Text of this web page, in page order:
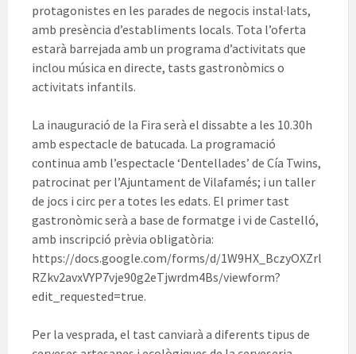
protagonistes en les parades de negocis instal·lats,
amb presència d’establiments locals. Tota l’oferta
estarà barrejada amb un programa d’activitats que
inclou música en directe, tasts gastronòmics o
activitats infantils.
La inauguració de la Fira serà el dissabte a les 10.30h
amb espectacle de batucada. La programació
continua amb l’espectacle ‘Dentellades’ de Cía Twins,
patrocinat per l’Ajuntament de Vilafamés; i un taller
de jocs i circ per a totes les edats. El primer tast
gastronòmic serà a base de formatge i vi de Castelló,
amb inscripció prèvia obligatòria:
https://docs.google.com/forms/d/1W9HX_BczyOXZrl
RZkv2avxVYP7vje90g2eTjwrdm4Bs/viewform?
edit_requested=true.
Per la vesprada, el tast canviarà a diferents tipus de